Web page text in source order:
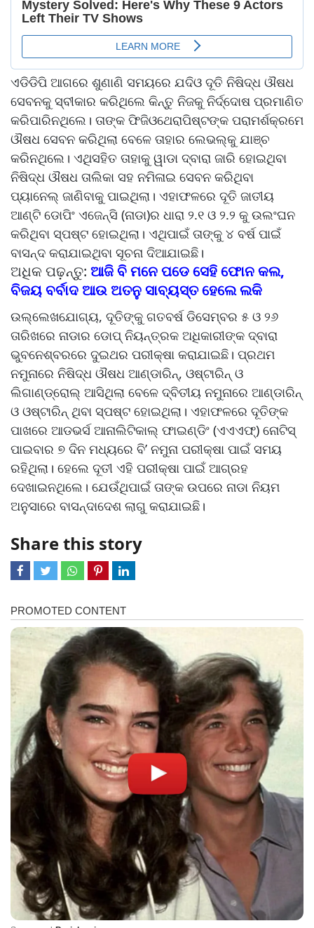
ଏଡିଡିପି ଆଗରେ ଶୁଣାଣି ସମୟରେ ଯଦିଓ ଦୂତି ନିଷିଦ୍ଧ ଔଷଧ
ସେବନକୁ ସ୍ବୀକାର କରିଥିଲେ କିନ୍ତୁ ନିଜକୁ ନିର୍ଦ୍ଦୋଷ ପ୍ରମାଣିତ
କରିପାରିନଥିଲେ। ତାଙ୍କ ଫିଜିଓଥେରାପିଷ୍ଟଙ୍କ ପରାମର୍ଶକ୍ରମେ
ଔଷଧ ସେବନ କରିଥିଲା ବେଳେ ତାହାର ଲେଭଲ୍‌କୁ ଯାଞ୍ଚ
କରିନଥିଲେ। ଏଥିସହିତ ତାହାକୁ ୱାଡା ଦ୍ବାରା ଜାରି ହୋଇଥିବା
ନିଷିଦ୍ଧ ଔଷଧ ତାଲିକା ସହ ନମିଳାଇ ସେବନ କରିଥିବା
ପ୍ୟାନେଲ୍‌ ଜାଣିବାକୁ ପାଇଥିଲା। ଏହାଫଳରେ ଦୂତି ଜାତୀୟ
ଆଣ୍ଟି ଡୋପିଂ ଏଜେନ୍ସି (ନାଡା)ର ଧାରା ୨.୧ ଓ ୨.୨ କୁ ଉଲଂଘନ
କରିଥିବା ସ୍ପଷ୍ଟ ହୋଇଥିଲା। ଏଥିପାଇଁ ତାଙ୍କୁ ୪ ବର୍ଷ ପାଇଁ
ବାସନ୍ଦ କରାଯାଇଥିବା ସୂଚନା ଦିଆଯାଇଛି।
ଅଧିକ ପଢ଼ନ୍ତୁ: ଆଜି ବି ମନେ ପଡେ ସେହି ଫୋନ କଲ,
ବିଜୟ ବର୍ବାଦ ଆଉ ଅତନୁ ସାବ୍ୟସ୍ତ ହେଲେ ଲକି
ଉଲ୍ଲେଖଯୋଗ୍ୟ, ଦୂତିଙ୍କୁ ଗତବର୍ଷ ଡିସେମ୍ବର ୫ ଓ ୨୬
ତାରିଖରେ ନାଡାର ଡୋପ୍‌ ନିୟନ୍ତ୍ରକ ଅଧିକାରୀଙ୍କ ଦ୍ବାରା
ଭୁବନେଶ୍ବରରେ ଦୁଇଥର ପରୀକ୍ଷା କରାଯାଇଛି। ପ୍ରଥମ
ନମୁନାରେ ନିଷିଦ୍ଧ ଔଷଧ ଆଣ୍ଡାରିନ୍‌, ଓଷ୍ଟାରିନ୍‌ ଓ
ଲିଗାଣ୍ଡ୍ରୋଲ୍‌ ଆସିଥିଲା ବେଳେ ଦ୍ବିତୀୟ ନମୁନାରେ ଆଣ୍ଡାରିନ୍‌
ଓ ଓଷ୍ଟାରିନ୍‌ ଥିବା ସ୍ପଷ୍ଟ ହୋଇଥିଲା। ଏହାଫଳରେ ଦୂତିଙ୍କ
ପାଖରେ ଆଡଭର୍ସ ଆନାଲିଟିକାଲ୍‌ ଫାଇଣ୍ଡିଂ (ଏଏଏଫ୍‌) ନୋଟିସ୍‌
ପାଇବାର ୭ ଦିନ ମଧ୍ୟରେ ବି’ ନମୁନା ପରୀକ୍ଷା ପାଇଁ ସମୟ
ରହିଥିଲା। ହେଲେ ଦୂତୀ ଏହି ପରୀକ୍ଷା ପାଇଁ ଆଗ୍ରହ
ଦେଖାଇନଥିଲେ। ଯେଉଁଥିପାଇଁ ତାଙ୍କ ଉପରେ ନାଡା ନିୟମ
ଅନୁସାରେ ବାସନ୍ଦାଦେଶ ଲାଗୁ କରାଯାଇଛି।
Share this story